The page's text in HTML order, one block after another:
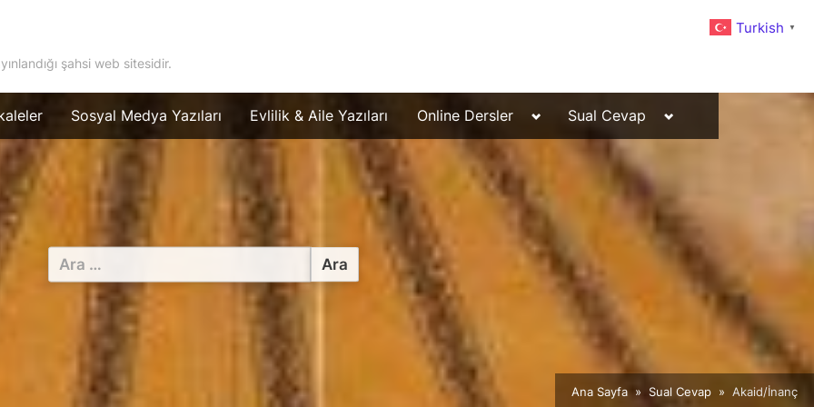
şahsi web sitesidir.
Sosyal Medya Yazıları Evlilik & Aile Yazıları Online Dersler
Toggle
menu
Sual Cevap
Toggle
menu
Arama:
Ana Sayfa Sual Cevap Akaid/İnanç
Turkish ▼